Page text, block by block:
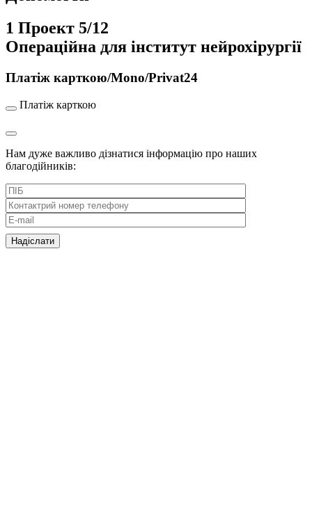
1 Проект 5/12
Операційна для інститут нейрохірургії
Платіж карткою/Mono/Privat24
Платіж карткою
Нам дуже важливо дізнатися інформацію про наших
благодійників: